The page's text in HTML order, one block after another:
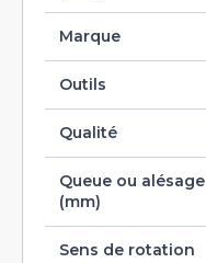
Marque
Outils
Qualité
Queue ou alésage
(mm)
Sens de rotation